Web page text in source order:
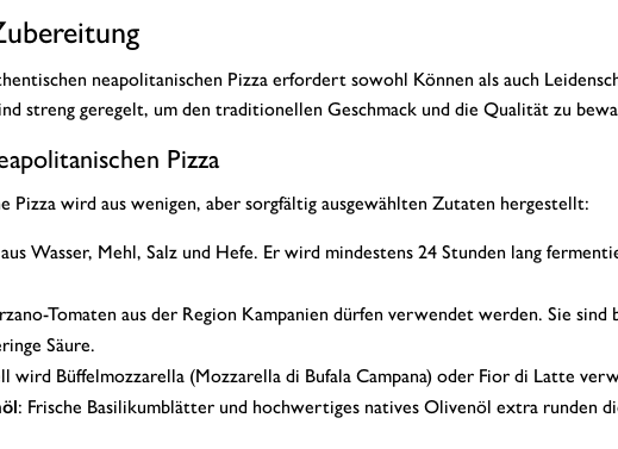
neapolitanischen Pizza erfordert sowohl Können als auch
streng geregelt, um den traditionellen Geschmack und die Qualität zu
Pizza
Pizza wird aus wenigen, aber sorgfältig ausgewählten Zutaten hergestellt:
Wasser, Mehl, Salz und Hefe. Er wird mindestens 24 Stunden lang
Tomaten aus der Region Kampanien dürfen verwendet werden. Sie sind
Säure.
wird Büffelmozzarella (Mozzarella di Bufala Campana) oder Fior di Latte
: Frische Basilikumblätter und hochwertiges natives Olivenöl extra runden